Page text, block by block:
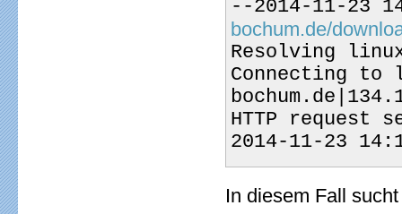
--2014-11-23
bochum.de/
Resolving
Connecting
HTTP request
2014-11-23
In diesem Fall